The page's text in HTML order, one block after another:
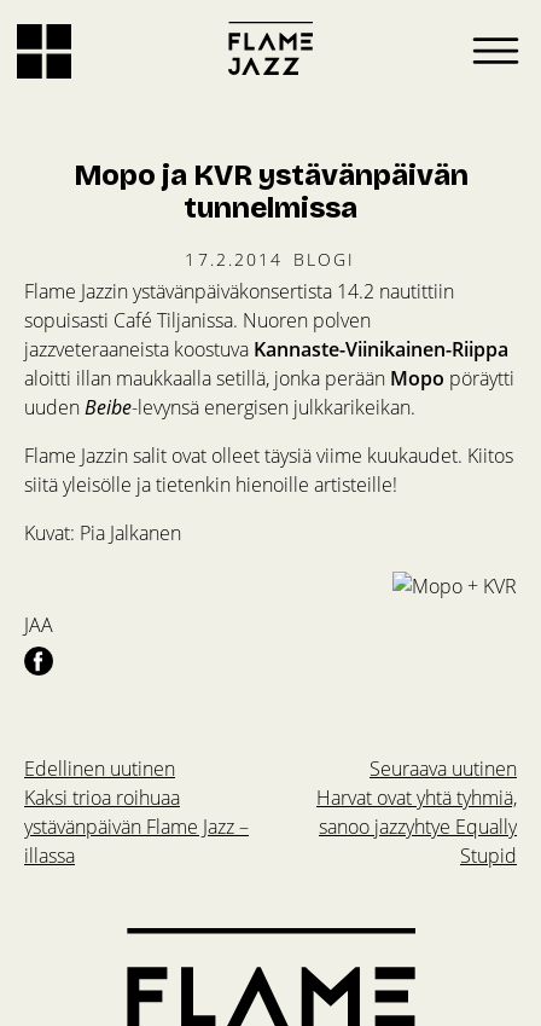
Mopo ja KVR ystävänpäivän
tunnelmissa
17.2.2014 BLOGI
Flame Jazzin ystävänpäiväkonsertista 14.2 nautittiin
sopuisasti Café Tiljanissa. Nuoren polven
jazzveteraaneista koostuva Kannaste-Viinikainen-Riippa
aloitti illan maukkaalla setillä, jonka perään Mopo pöräytti
uudenBeibe-levynsä energisen julkkarikeikan.
Flame Jazzin salit ovat olleet täysiä viime kuukaudet. Kiitos
siitä yleisölle ja tietenkin hienoille artisteille!
Kuvat: Pia Jalkanen
JAA
Seuraava uutinen
Harvat ovat yhtä tyhmiä,
sanoo jazzyhtye Equally
Stupid
Edellinen uutinen
Kaksi trioa roihuaa
ystävänpäivän Flame Jazz –
illassa